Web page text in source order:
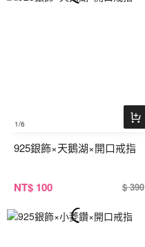
1/6
925銀飾×天鵝湖×開口戒指
NT$ 100 $ 390